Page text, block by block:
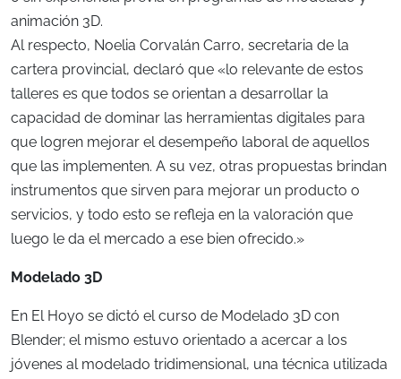
animación 3D.
Al respecto, Noelia Corvalán Carro, secretaria de la
cartera provincial, declaró que «lo relevante de estos
talleres es que todos se orientan a desarrollar la
capacidad de dominar las herramientas digitales para
que logren mejorar el desempeño laboral de aquellos
que las implementen. A su vez, otras propuestas brindan
instrumentos que sirven para mejorar un producto o
servicios, y todo esto se refleja en la valoración que
luego le da el mercado a ese bien ofrecido.»
Modelado 3D
En El Hoyo se dictó el curso de Modelado 3D con
Blender; el mismo estuvo orientado a acercar a los
jóvenes al modelado tridimensional, una técnica utilizada